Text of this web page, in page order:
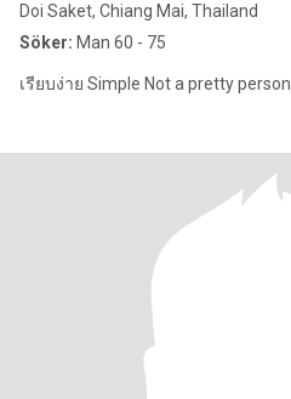
Doi Saket, Chiang Mai, Thailand
Söker: Man 60 - 75
เรียบง่าย Simple Not a pretty person